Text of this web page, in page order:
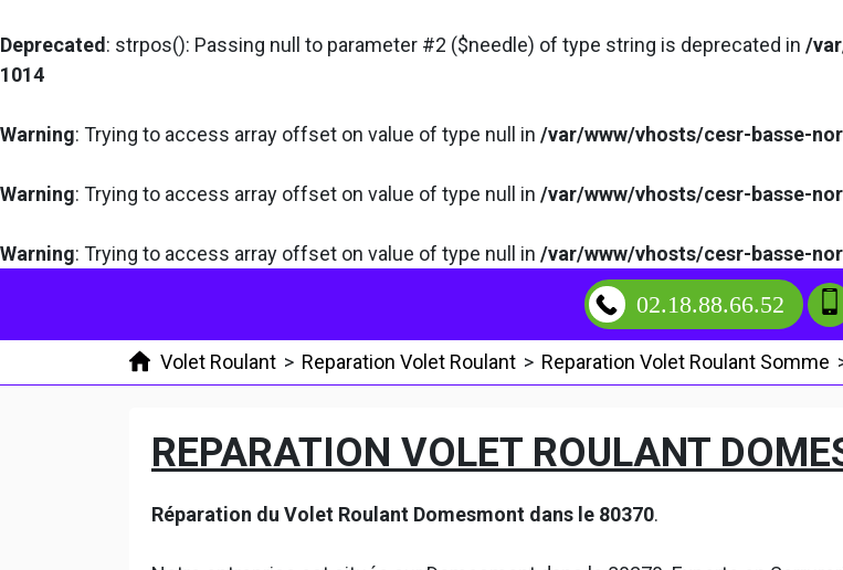
Deprecated : strpos(): Passing null to parameter #2 ($needle) of type string is deprecated in /
1014
Warning: Trying to access array offset on value of type null in /var/www/vhosts/cesr-basse-
Warning: Trying to access array offset on value of type null in /var/www/vhosts/cesr-basse-
Warning: Trying to access array offset on value of type null in /var/www/vhosts/cesr-basse-
02.18.88.66.52
Volet Roulant > Reparation Volet Roulant > Reparation Volet Roulant Somme
REPARATION VOLET ROULANT
Réparation du Volet Roulant Domesmont dans le 80370.